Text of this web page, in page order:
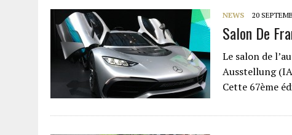
6 AVRIL 2021 | DE L’HUILE SUR LA PISTE – ART CARS
22 OCTOBRE 2020 | EXPO MAZDA 100 ANS – AUTOWORLD MUSEUM
NEWS 20
Salon De
Le salon de
Ausstellung
Cette 67ème